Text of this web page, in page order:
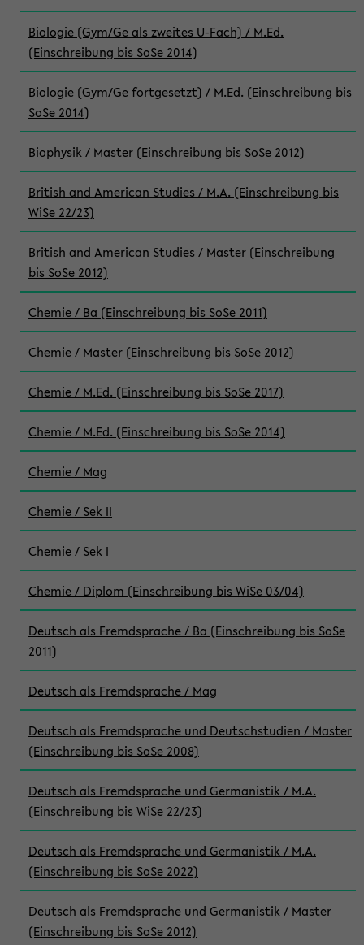
Biologie (Gym/Ge als zweites U-Fach) / M.Ed.
(Einschreibung bis SoSe 2014)
Biologie (Gym/Ge fortgesetzt) / M.Ed. (Einschreibung bis
SoSe 2014)
Biophysik / Master (Einschreibung bis SoSe 2012)
British and American Studies / M.A. (Einschreibung bis
WiSe 22/23)
British and American Studies / Master (Einschreibung
bis SoSe 2012)
Chemie / Ba (Einschreibung bis SoSe 2011)
Chemie / Master (Einschreibung bis SoSe 2012)
Chemie / M.Ed. (Einschreibung bis SoSe 2017)
Chemie / M.Ed. (Einschreibung bis SoSe 2014)
Chemie / Mag
Chemie / Sek II
Chemie / Sek I
Chemie / Diplom (Einschreibung bis WiSe 03/04)
Deutsch als Fremdsprache / Ba (Einschreibung bis SoSe
2011)
Deutsch als Fremdsprache / Mag
Deutsch als Fremdsprache und Deutschstudien / Master
(Einschreibung bis SoSe 2008)
Deutsch als Fremdsprache und Germanistik / M.A.
(Einschreibung bis WiSe 22/23)
Deutsch als Fremdsprache und Germanistik / M.A.
(Einschreibung bis SoSe 2022)
Deutsch als Fremdsprache und Germanistik / Master
(Einschreibung bis SoSe 2012)